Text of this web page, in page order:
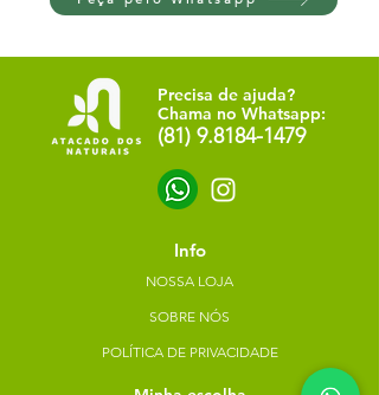
Precisa de ajuda?
Chama no Whatsapp:
(81) 9.8184-1479
Info
NOSSA LOJA
SOBRE NÓS
POLÍTICA DE PRIVACIDADE